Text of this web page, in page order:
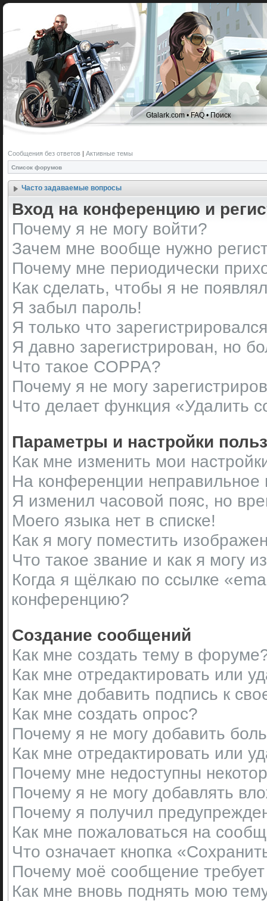
Gtalark.com •FAQ•Поиск
Сообщения без ответов | Активные темы
Список форумов
Часто задаваемые вопросы
Вход на конференцию и
Почему я не могу войти?
Зачем мне вообще нужно
Почему мне периодически
Как сделать, чтобы я не
Я забыл пароль!
Я только что
Я давно зарегистрирован, но
Что такое COPPA?
Почему я не могу
Что делает функция «Удалить
Параметры и настройки
Как мне изменить мои
На конференции неправильное
Я изменил часовой пояс, но
Моего языка нет в списке!
Как я могу поместить
Что такое звание и как я могу
Когда я щёлкаю по ссылке
конференцию?
Создание сообщений
Как мне создать тему в
Как мне отредактировать или
Как мне добавить подпись к
Как мне создать опрос?
Почему я не могу добавить
Как мне отредактировать или
Почему мне недоступны
Почему я не могу добавлять
Почему я получил
Как мне пожаловаться на
Что означает кнопка
Почему моё сообщение
Как мне вновь поднять мою